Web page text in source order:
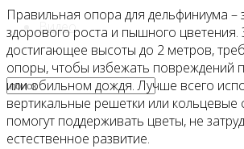
Видео
Правильная опора для дельфиниума –
здорового роста и пышного цветения.
достигающее высоты до 2 метров,
опоры, чтобы избежать повреждений
или обильном дождя. Лучше всего
вертикальные решетки или кольцевые
помогут поддерживать цветы, не
естественное развитие.